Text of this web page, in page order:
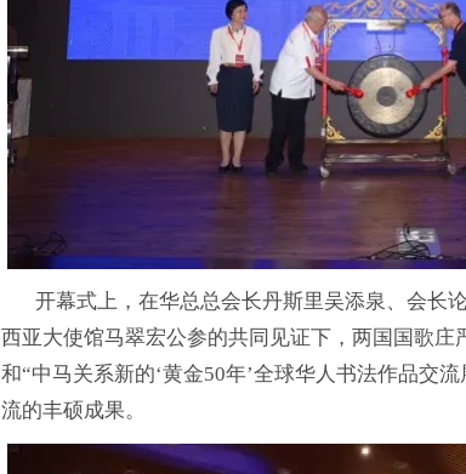
开幕式上，在华总总会长丹斯里吴添泉、会长
西亚大使馆马翠宏公参的共同见证下，两国国歌庄
和“中马关系新的‘黄金50年’全球华人书法作品交
流的丰硕成果。